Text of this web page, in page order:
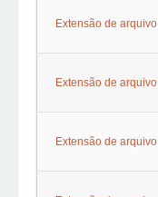
Extensão de arquivo
Extensão de arquivo
Extensão de arquivo